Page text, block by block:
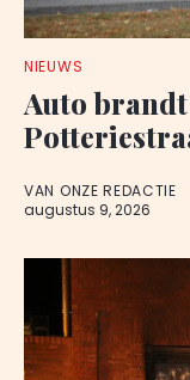
NIEUWS
Auto
VAN ONZE REDACTIE
augustus 9, 2026